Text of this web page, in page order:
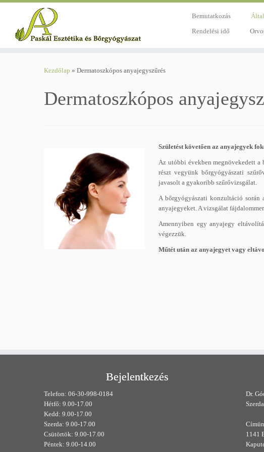
Bemutatkozás
Rendelési idő
Kezdőlap » Dermatoszkópos anyajegyszűrés
Dermatoszkópos
Születést követően az anyajegyek
Az utóbbi években megnövekedett a
részt vegyünk bőrgyógyászati
javasolt a gyakoribb szűrővizsgálat.
A bőrgyógyászati konzultáció során
anyajegyeket. A vizsgálat
Amennyiben egy anyajegy
végezzük.
Műtét után az anyajegyet vagy
Bejelentkezés
Telefon: 06-30-998-0184
Hétfő: 9.00-17.00
Kedd: 9.00-17.00
Szerda: 9.00-17.00
Csütörtök: 9.00-17.00
Péntek: 9.00-14.00
Dr.
1141